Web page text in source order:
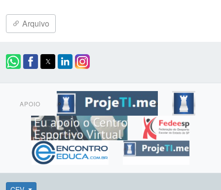
Arquivo
APOIO